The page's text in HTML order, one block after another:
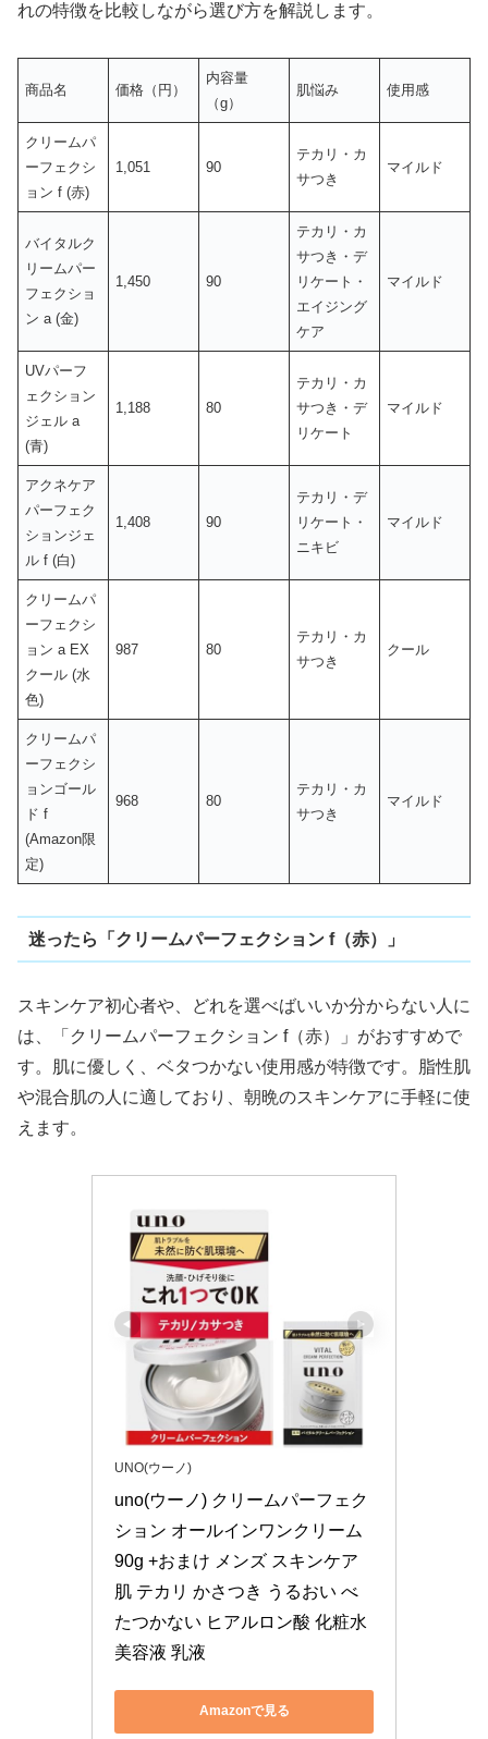
れの特徴を比較しながら選び方を解説します。
商品名 価格（円）
内容量
（g）
肌悩み 使用感
クリームパ
ーフェクシ
ョン f (赤)
1,051 90
テカリ・カ
サつき
マイルド
バイタルク
リームパー
フェクショ
ン a (金)
1,450 90
テカリ・カ
サつき・デ
リケート・
エイジング
ケア
マイルド
UVパーフ
ェクション
ジェル a
(青)
1,188 80
テカリ・カ
サつき・デ
リケート
マイルド
アクネケア
パーフェク
ションジェ
ル f (白)
1,408 90
テカリ・デ
リケート・
ニキビ
マイルド
クリームパ
ーフェクシ
ョン a EX
クール (水
色)
987 80
テカリ・カ
サつき
クール
クリームパ
ーフェクシ
ョンゴール
ド f
(Amazon限
定)
968 80
テカリ・カ
サつき
マイルド
迷ったら「クリームパーフェクション f（赤）」
スキンケア初心者や、どれを選べばいいか分からない人に
は、「クリームパーフェクション f（赤）」がおすすめで
す。肌に優しく、ベタつかない使用感が特徴です。脂性肌
や混合肌の人に適しており、朝晩のスキンケアに手軽に使
えます。
UNO(ウーノ)
uno(ウーノ) クリームパーフェク
ション オールインワンクリーム
90g +おまけ メンズ スキンケア
肌 テカリ かさつき うるおい べ
たつかない ヒアルロン酸 化粧水
美容液 乳液
Amazonで見る